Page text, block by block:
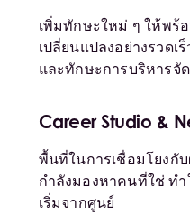
เพิ่มทักษะใหม่ ๆ ให้พร้
เปลี่ยนแปลงอย่างรวดเ
และทักษะการบริหารจั
Career Studio &
พื้นที่ในการเชื่อมโยงกั
กำลังมองหาคนที่ใช่ ทำ
เริ่มจากศูนย์